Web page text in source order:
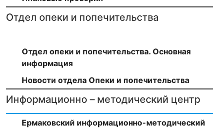
Отдел опеки и попечительства
Отдел опеки и попечительства. Основная
информация
Новости отдела Опеки и попечительства
Информационно – методический центр
Ермаковский информационно-методический